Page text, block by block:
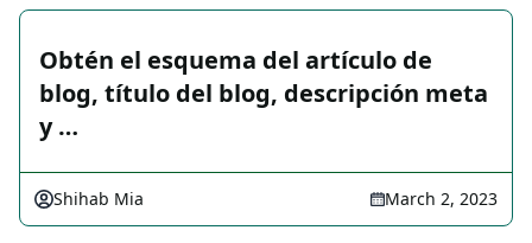
Obtén el esquema del artículo de
blog, título del blog, descripción meta
y …
Shihab Mia March 2, 2023